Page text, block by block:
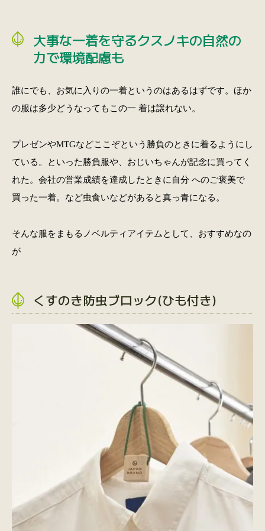
大事な一着を守るクスノキの自然の
力で環境配慮も
誰にでも、お気に入りの一着というのはあるはずです。ほか
の服は多少どうなってもこの一 着は譲れない。
プレゼンやMTGなどここぞという勝負のときに着るようにし
ている。といった勝負服や、おじいちゃんが記念に買ってく
れた。会社の営業成績を達成したときに自分 へのご褒美で
買った一着。など虫食いなどがあると真っ青になる。
そんな服をまもるノベルティアイテムとして、おすすめなの
が
くすのき防虫ブロック(ひも付き)